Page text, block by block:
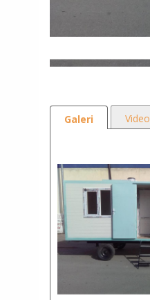
Galeri Video